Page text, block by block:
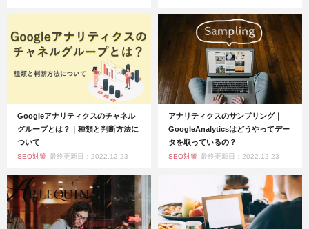
Googleアナリティクスのチャネル
グループとは？｜種類と判断方法に
ついて
SEO対策 最終更新日：2022.12.23
アナリティクスのサンプリング｜
GoogleAnalyticsはどうやってデー
タを取っているの？
SEO対策 最終更新日：2022.12.23